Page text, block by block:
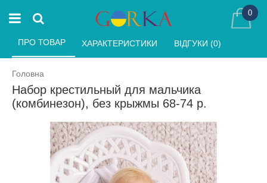
0
Головна
Набор крестильный для мальчика
(комбинезон), без крыжмы 68-74 р.
ПРО ТОВАР ХАРАКТЕРИСТИКИ ВІДГУКИ (0)